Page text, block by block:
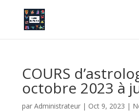
COURS
octobre 2023 à
par Administrateur| Oct 9, 2023 |